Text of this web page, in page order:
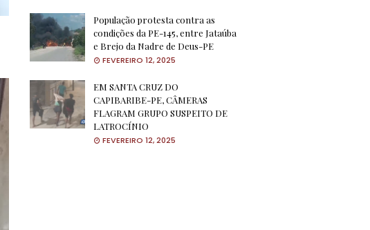
População protesta contra as
condições da PE-145, entre Jataúba
e Brejo da Nadre de Deus-PE
FEVEREIRO 12, 2025
EM SANTA CRUZ DO
CAPIBARIBE-PE, CÂMERAS
FLAGRAM GRUPO SUSPEITO DE
LATROCÍNIO
FEVEREIRO 12, 2025